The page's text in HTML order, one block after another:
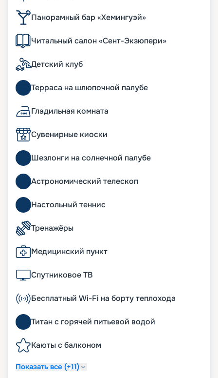
Панорамный бар «Хемингуэй»
Читальный салон «Сент-Экзюпери»
Детский клуб
Терраса на шлюпочной палубе
Гладильная комната
Сувенирные киоски
Шезлонги на солнечной палубе
Астрономический телескоп
Настольный теннис
Тренажёры
Медицинский пункт
Спутниковое ТВ
Бесплатный Wi-Fi на борту теплохода
Титан с горячей питьевой водой
Каюты с балконом
Показать все (+11)